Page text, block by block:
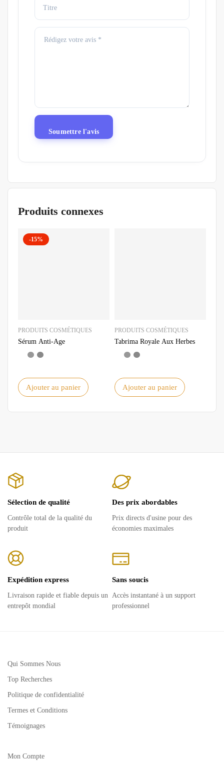
Produits connexes
-15%
PRODUITS COSMÉTIQUES
Sérum Anti-Age
Ajouter au panier
PRODUITS COSMÉTIQUES
Tabrima Royale Aux Herbes
Ajouter au panier
Sélection de qualité
Contrôle total de la qualité du
produit
Des prix abordables
Prix ​​directs d'usine pour des
économies maximales
Expédition express
Livraison rapide et fiable depuis un
entrepôt mondial
Sans soucis
Accès instantané à un support
professionnel
Qui Sommes Nous
Top Recherches
Politique de confidentialité
Termes et Conditions
Témoignages
Mon Compte